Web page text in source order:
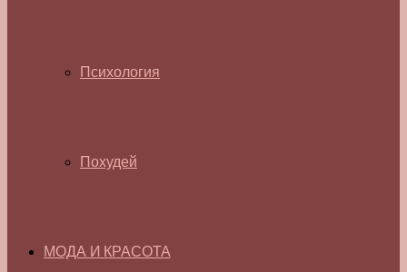
Психология
Похудей
МОДА И КРАСОТА